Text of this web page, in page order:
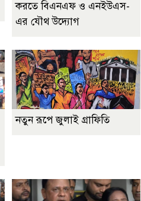
করতে বিএনএফ ও এনইউএস-
এর যৌথ উদ্যোগ
নতুন রূপে জুলাই গ্রাফিতি